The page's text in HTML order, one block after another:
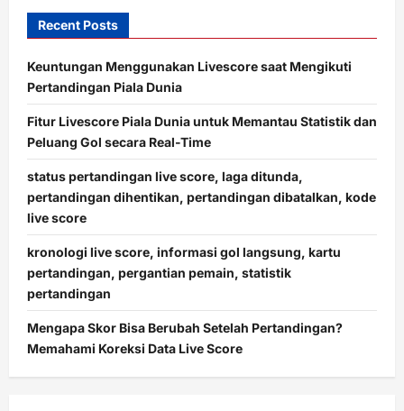
Recent Posts
Keuntungan Menggunakan Livescore saat Mengikuti
Pertandingan Piala Dunia
Fitur Livescore Piala Dunia untuk Memantau Statistik dan
Peluang Gol secara Real-Time
status pertandingan live score, laga ditunda,
pertandingan dihentikan, pertandingan dibatalkan, kode
live score
kronologi live score, informasi gol langsung, kartu
pertandingan, pergantian pemain, statistik
pertandingan
Mengapa Skor Bisa Berubah Setelah Pertandingan?
Memahami Koreksi Data Live Score